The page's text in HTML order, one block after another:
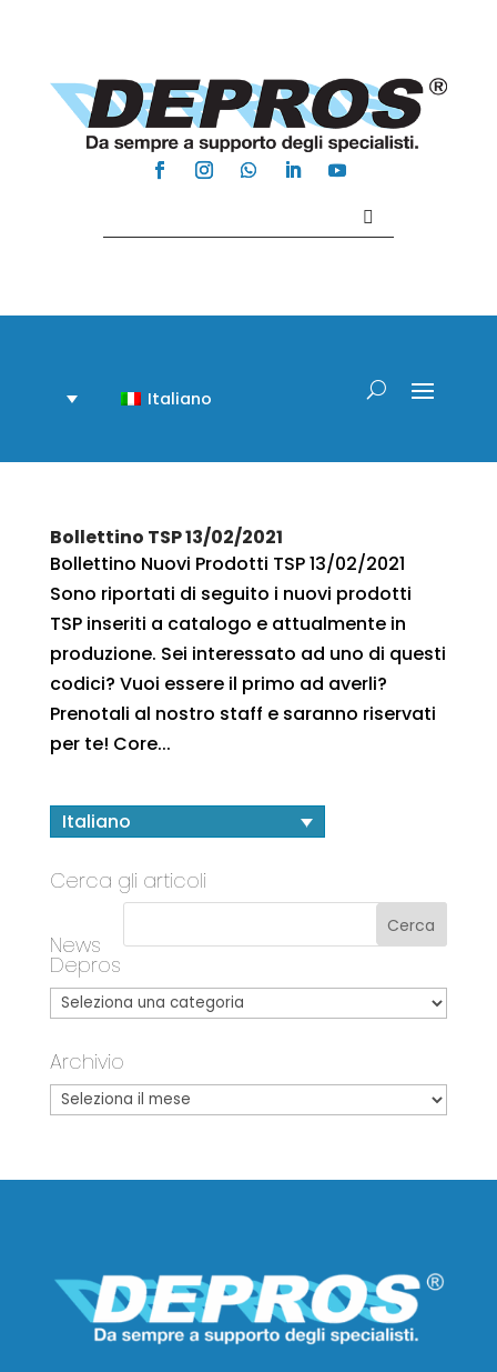
Italiano
Bollettino TSP 13/02/2021
Bollettino Nuovi Prodotti TSP 13/02/2021
Sono riportati di seguito i nuovi prodotti
TSP inseriti a catalogo e attualmente in
produzione. Sei interessato ad uno di questi
codici? Vuoi essere il primo ad averli?
Prenotali al nostro staff e saranno riservati
per te! Core...
Italiano
Cerca gli articoli
News
Depros
Archivio